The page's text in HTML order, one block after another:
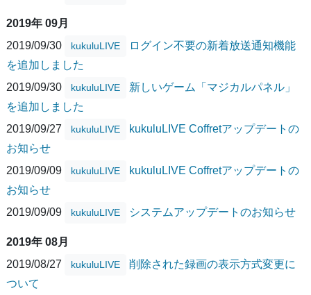
2019年 09月
2019/09/30
kukuluLIVE
ログイン不要の新着放送通知機能
を追加しました
2019/09/30
kukuluLIVE
新しいゲーム「マジカルパネル」
を追加しました
2019/09/27
kukuluLIVE
kukuluLIVE Coffretアップデートの
お知らせ
2019/09/09
kukuluLIVE
kukuluLIVE Coffretアップデートの
お知らせ
2019/09/09
kukuluLIVE システムアップデートのお知らせ
2019年 08月
2019/08/27
kukuluLIVE
削除された録画の表示方式変更に
ついて